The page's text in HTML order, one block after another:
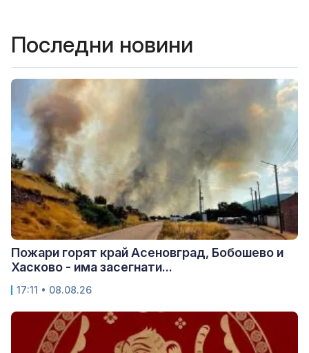
Последни новини
Пожари горят край Асеновград, Бобошево и
Хасково - има засегнати...
17:11 • 08.08.26